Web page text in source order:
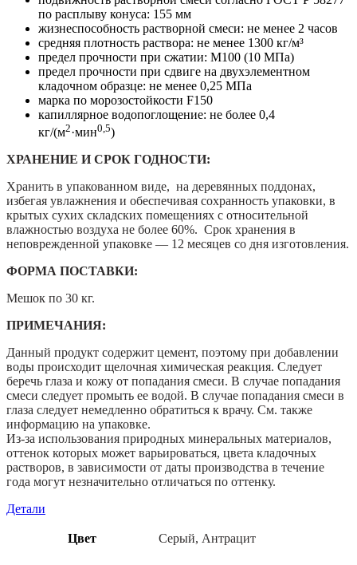
по расплыву конуса: 155 мм
жизнеспособность растворной смеси: не менее 2 часов
средняя плотность раствора: не менее 1300 кг/м³
предел прочности при сжатии: М100 (10 МПа)
предел прочности при сдвиге на двухэлементном
кладочном образце: не менее 0,25 МПа
марка по морозостойкости F150
капиллярное водопоглощение: не более 0,4
кг/(м2·мин0,5)
ХРАНЕНИЕ И СРОК ГОДНОСТИ:
Хранить в упакованном виде, на деревянных поддонах,
избегая увлажнения и обеспечивая сохранность упаковки, в
крытых сухих складских помещениях с относительной
влажностью воздуха не более 60%. Срок хранения в
неповрежденной упаковке — 12 месяцев со дня изготовления.
ФОРМА ПОСТАВКИ:
Мешок по 30 кг.
ПРИМЕЧАНИЯ:
Данный продукт содержит цемент, поэтому при добавлении
воды происходит щелочная химическая реакция. Следует
беречь глаза и кожу от попадания смеси. В случае попадания
смеси следует промыть ее водой. В случае попадания смеси в
глаза следует немедленно обратиться к врачу. См. также
информацию на упаковке.
Из-за использования природных минеральных материалов,
оттенок которых может варьироваться, цвета кладочных
растворов, в зависимости от даты производства в течение
года могут незначительно отличаться по оттенку.
Детали
Цвет Серый, Антрацит